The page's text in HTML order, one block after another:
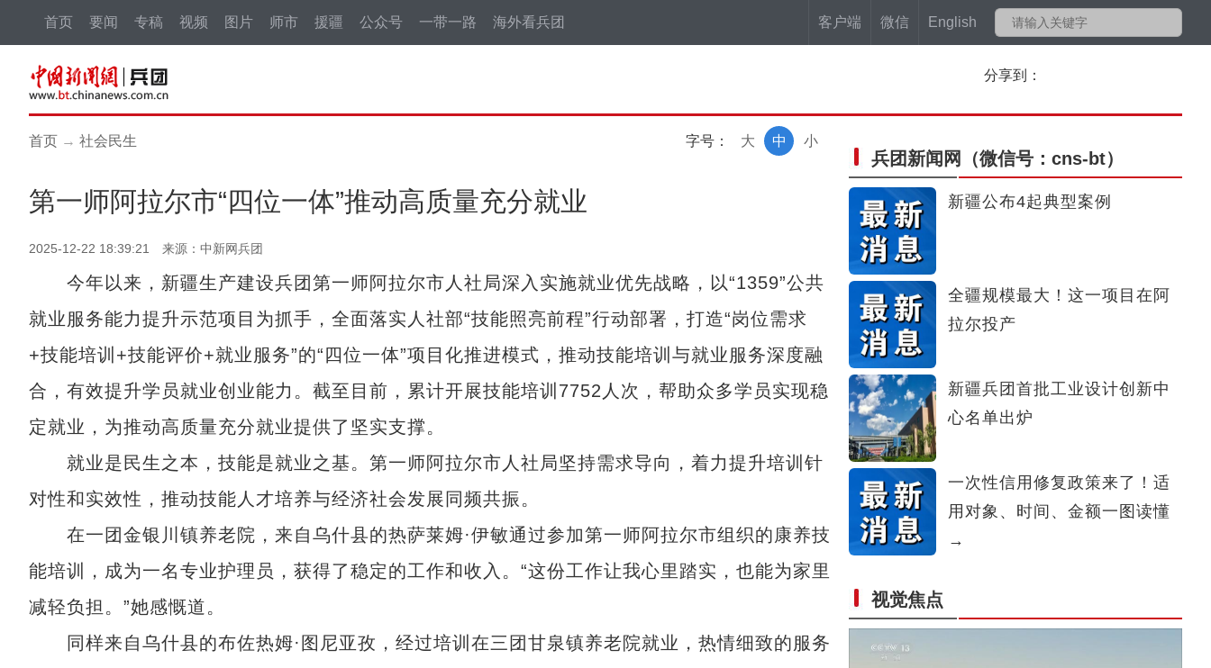
客户端 微信 English
首页 要闻 专稿 视频 图片 师市 援疆 公众号 一带一路 海外看兵团
分享到：
首页 → 社会民生 字号： 小
中
大
第一师阿拉尔市“四位一体”推动高质量充分就业
2025-12-22 18:39:21 来源：中新网兵团
今年以来，新疆生产建设兵团第一师阿拉尔市人社局深入实施就业优先战略，以“1359”公共
就业服务能力提升示范项目为抓手，全面落实人社部“技能照亮前程”行动部署，打造“岗位需求
+技能培训+技能评价+就业服务”的“四位一体”项目化推进模式，推动技能培训与就业服务深度融
合，有效提升学员就业创业能力。截至目前，累计开展技能培训7752人次，帮助众多学员实现稳
定就业，为推动高质量充分就业提供了坚实支撑。
就业是民生之本，技能是就业之基。第一师阿拉尔市人社局坚持需求导向，着力提升培训针
对性和实效性，推动技能人才培养与经济社会发展同频共振。
在一团金银川镇养老院，来自乌什县的热萨莱姆·伊敏通过参加第一师阿拉尔市组织的康养技
能培训，成为一名专业护理员，获得了稳定的工作和收入。“这份工作让我心里踏实，也能为家里
减轻负担。”她感慨道。
同样来自乌什县的布佐热姆·图尼亚孜，经过培训在三团甘泉镇养老院就业，热情细致的服务
兵团新闻网 （微信号：cns-bt）
新疆公布4起典型案例
全疆规模最大！这一项目在阿
拉尔投产
新疆兵团首批工业设计创新中
心名单出炉
一次性信用修复政策来了！适
用对象、时间、金额一图读懂
→
视觉焦点
新疆石河子：“诗与远方”之城
新疆图木舒克：南草北种 沙漠芦竹带来生态经